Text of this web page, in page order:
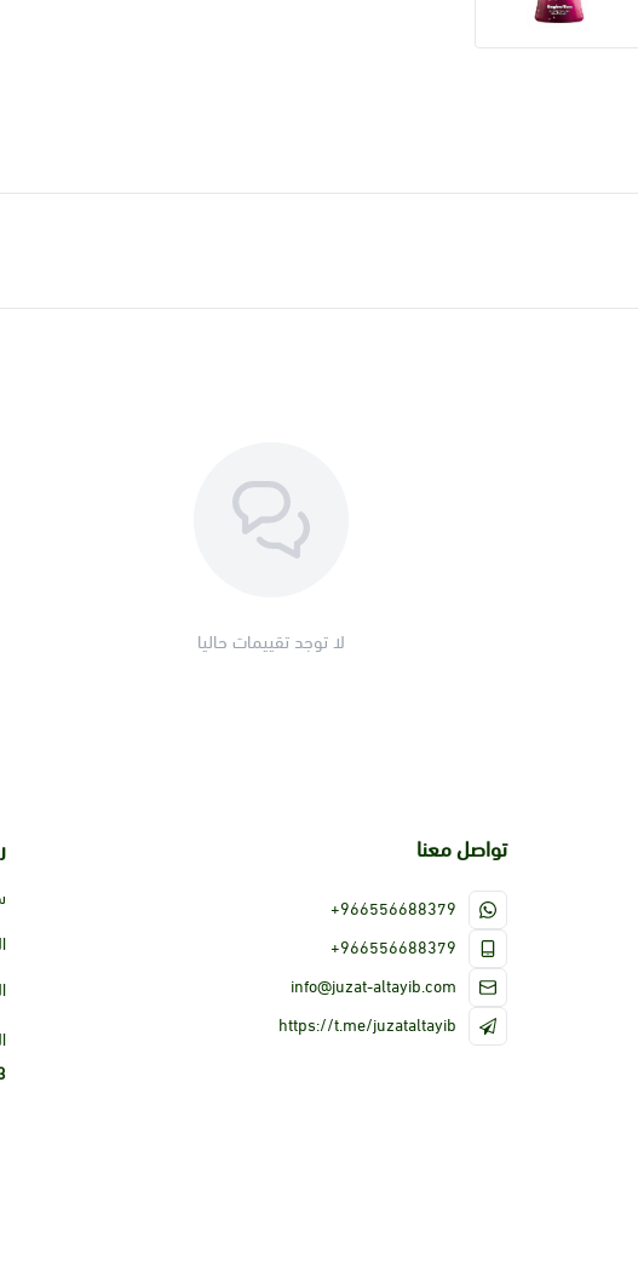
لا توجد تقييمات حاليا
تواصل معنا
+966556688379
+966556688379
info@juzat-altayib.com
https://t.me/juzataltayib